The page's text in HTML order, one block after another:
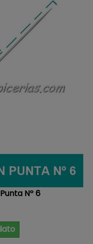
Nº 6